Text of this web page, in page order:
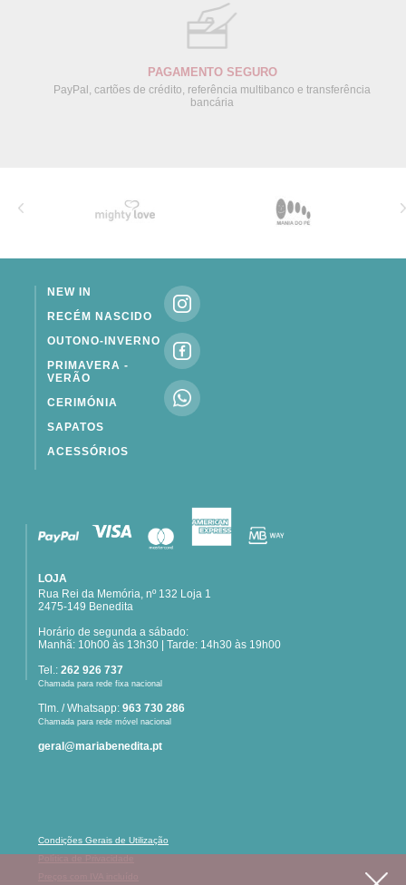
PAGAMENTO SEGURO
PayPal, cartões de crédito, referência multibanco e transferência
bancária
NEW IN
RECÉM NASCIDO
OUTONO-INVERNO
PRIMAVERA -
VERÃO
CERIMÓNIA
SAPATOS
ACESSÓRIOS
LOJA
Rua Rei da Memória, nº 132 Loja 1
2475-149 Benedita
Horário de segunda a sábado:
Manhã: 10h00 às 13h30 | Tarde: 14h30 às 19h00
Tel.: 262 926 737
Chamada para rede fixa nacional
Tlm. / Whatsapp: 963 730 286
Chamada para rede móvel nacional
geral@mariabenedita.pt
Condições Gerais de Utilização